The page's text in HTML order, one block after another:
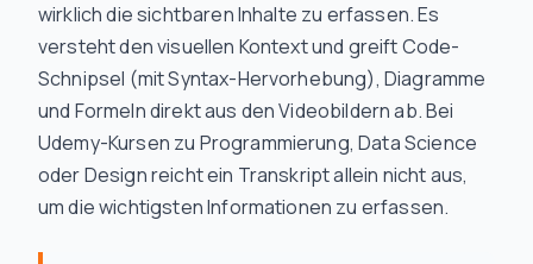
wirklich die sichtbaren Inhalte zu erfassen. Es
versteht den visuellen Kontext und greift Code-
Schnipsel (mit Syntax-Hervorhebung), Diagramme
und Formeln direkt aus den Videobildern ab. Bei
Udemy-Kursen zu Programmierung, Data Science
oder Design reicht ein Transkript allein nicht aus,
um die wichtigsten Informationen zu erfassen.